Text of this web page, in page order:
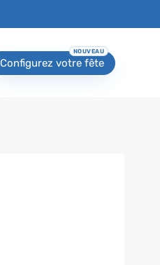
Configurez votre fête